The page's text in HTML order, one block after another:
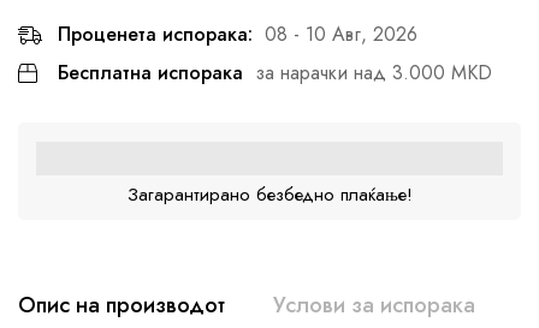
Проценета испорака: 08 - 10 Авг, 2026
Бесплатна испорака за нарачки над 3.000 MKD
Загарантирано безбедно плаќање!
Опис на производот Услови за испорака